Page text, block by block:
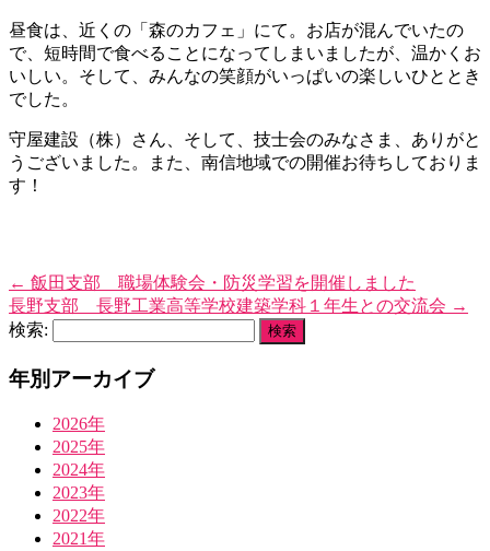
昼食は、近くの「森のカフェ」にて。お店が混んでいたの
で、短時間で食べることになってしまいましたが、温かくお
いしい。そして、みんなの笑顔がいっぱいの楽しいひととき
でした。
守屋建設（株）さん、そして、技士会のみなさま、ありがと
うございました。また、南信地域での開催お待ちしておりま
す！
← 飯田支部 職場体験会・防災学習を開催しました
長野支部 長野工業高等学校建築学科１年生との交流会 →
検索:
年別アーカイブ
2026年
2025年
2024年
2023年
2022年
2021年